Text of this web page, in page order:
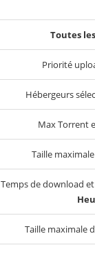
Toutes les
Priorité
Hébergeurs
Max Torrent
Taille
Temps de download
Taille maximale